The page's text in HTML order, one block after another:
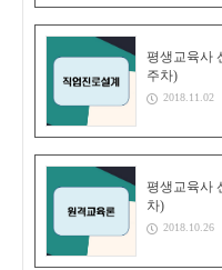
평생교육사
주차)
2018.11.02
평생교육사
차)
2018.10.26